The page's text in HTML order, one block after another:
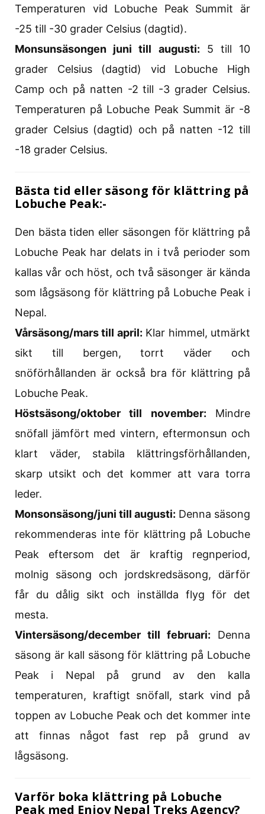
Temperaturen vid Lobuche Peak Summit är
-25 till -30 grader Celsius (dagtid).
Monsunsäsongen juni till augusti: 5 till 10
grader Celsius (dagtid) vid Lobuche High
Camp och på natten -2 till -3 grader Celsius.
Temperaturen på Lobuche Peak Summit är -8
grader Celsius (dagtid) och på natten -12 till
-18 grader Celsius.
Bästa tid eller säsong för klättring på
Lobuche Peak:-
Den bästa tiden eller säsongen för klättring på
Lobuche Peak har delats in i två perioder som
kallas vår och höst, och två säsonger är kända
som lågsäsong för klättring på Lobuche Peak i
Nepal.
Vårsäsong/mars till april: Klar himmel, utmärkt
sikt till bergen, torrt väder och
snöförhållanden är också bra för klättring på
Lobuche Peak.
Höstsäsong/oktober till november: Mindre
snöfall jämfört med vintern, eftermonsun och
klart väder, stabila klättringsförhållanden,
skarp utsikt och det kommer att vara torra
leder.
Monsonsäsong/juni till augusti: Denna säsong
rekommenderas inte för klättring på Lobuche
Peak eftersom det är kraftig regnperiod,
molnig säsong och jordskredsäsong, därför
får du dålig sikt och inställda flyg för det
mesta.
Vintersäsong/december till februari: Denna
säsong är kall säsong för klättring på Lobuche
Peak i Nepal på grund av den kalla
temperaturen, kraftigt snöfall, stark vind på
toppen av Lobuche Peak och det kommer inte
att finnas något fast rep på grund av
lågsäsong.
Varför boka klättring på Lobuche
Peak med Enjoy Nepal Treks Agency?